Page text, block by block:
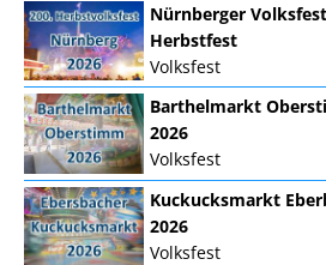
Nürnberger
Herbstfest
Volksfest
Barthelmarkt
2026
Volksfest
Kuckucksmarkt
2026
Volksfest